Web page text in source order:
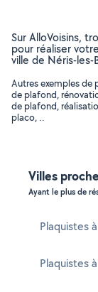
Sur AlloVoisins,
pour réaliser
ville de Néris-les-
Autres exemples de
de plafond,
de plafond,
placo, ..
Villes
Ayant le plus de
Plaquistes
Plaquistes